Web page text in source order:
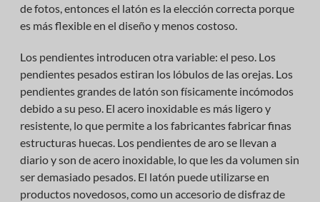
de fotos, entonces el latón es la elección correcta porque
es más flexible en el diseño y menos costoso.
Los pendientes introducen otra variable: el peso. Los
pendientes pesados estiran los lóbulos de las orejas. Los
pendientes grandes de latón son físicamente incómodos
debido a su peso. El acero inoxidable es más ligero y
resistente, lo que permite a los fabricantes fabricar finas
estructuras huecas. Los pendientes de aro se llevan a
diario y son de acero inoxidable, lo que les da volumen sin
ser demasiado pesados. El latón puede utilizarse en
productos novedosos, como un accesorio de disfraz de